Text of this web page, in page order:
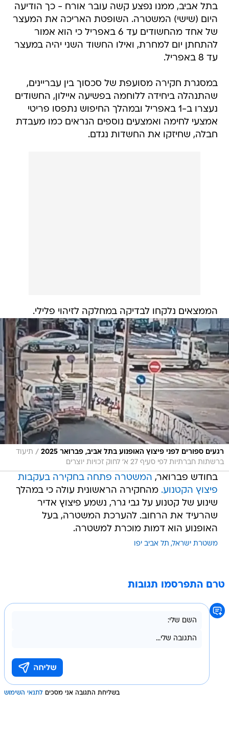
בתל אביב, ממנו נפצע קשה עובר אורח - כך הודיעה
היום (שישי) המשטרה. השופטת האריכה את המעצר
של אחד מהחשודים עד 6 באפריל כי הוא אמור
להתחתן יום למחרת, ואילו החשוד השני יהיה במעצר
עד 8 באפריל.
במסגרת חקירה מסועפת של סכסוך בין עבריינים,
שהתנהלה ביחידה ללוחמה בפשיעה איילון, החשודים
נעצרו ב-1 באפריל ובמהלך החיפוש נתפסו פריטי
אמצעי לחימה ואמצעים נוספים הנראים כמו מעבדת
חבלה, שחיזקו את החשדות נגדם.
הממצאים נלקחו לבדיקה במחלקה לזיהוי פלילי.
רגעים ספורים לפני פיצוץ האופנוע בתל אביב, פברואר 2025 / תיעוד
ברשתות חברתיות לפי סעיף 27 א' לחוק זכויות יוצרים
בחודש פברואר, המשטרה פתחה בחקירה בעקבות
פיצוץ הקטנוע. מהחקירה הראשונית עולה כי במהלך
שינוע של קטנוע על גבי גרר, נשמע פיצוץ אדיר
שהרעיד את הרחוב. להערכת המשטרה, בעל
האופנוע הוא דמות מוכרת למשטרה.
משטרת ישראל תל אביב יפו
טרם התפרסמו תגובות
בשליחת התגובה אני מסכים לתנאי השימוש